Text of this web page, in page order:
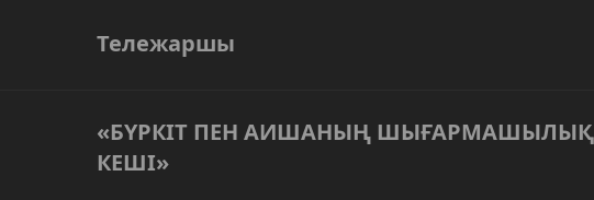
Тележаршы
«БҮРКІТ ПЕН АИШАНЫҢ ШЫҒАРМАШЫЛЫҚ
КЕШІ»